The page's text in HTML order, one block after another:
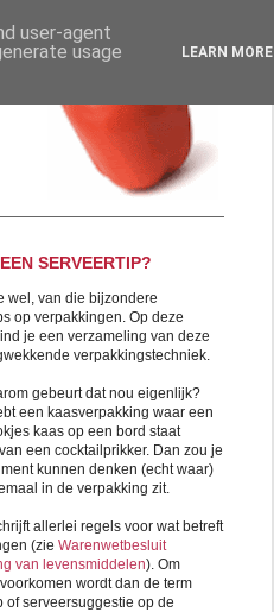
SERVEERTIP?
wel, van die bijzondere
op verpakkingen. Op deze
je een verzameling van deze
verpakkingstechniek.
gebeurt dat nou eigenlijk?
een kaasverpakking waar een
kaas op een bord staat
een cocktailprikker. Dan zou je
kunnen denken (echt waar)
in de verpakking zit.
allerlei regels voor wat betreft
(zie Warenwetbesluit
van levensmiddelen). Om
wordt dan de term
of serveersuggestie op de
user-agent
usage
LEARN MORE